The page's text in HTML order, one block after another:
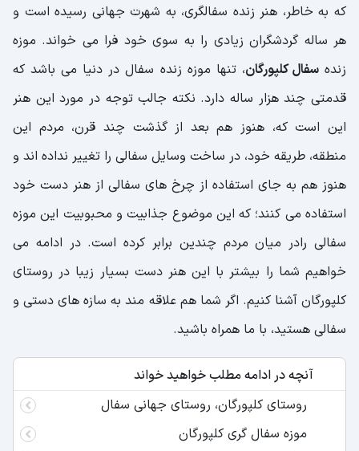
که به خاطر، هنر زنده سفالگری، به شهرت جهانی رسیده است و
هر ساله گردشگران زیادی را به سوی خود فرا می خواند. موزه
زندهسفال کلپورگان، تنها موزه زنده سفال در دنیا می باشد که
قدمتی چند هزار ساله دارد. نکته جالب توجه در مورد این هنر
این است که، هنوز هم بعد از گذشت چند قرن، مردم این
منطقه، طریقه خود، در ساخت وسایل سفالی را تغییر نداده اند و
هنوز هم به جای استفاده از چرخ های سفالی از هنر دست خود
استفاده می کنند؛ که این موضوع جذابیت و محبوبیت این موزه
سفالی رادر میان مردم چندین برابر کرده است. در ادامه می
خواهیم شما را بیشتر با این هنر دست بسیار زیبا در روستای
کلپورگان آشنا کنیم. اگر شما هم علاقه مند به سازه های دستی و
سفالی هستید، با ما همراه باشید.
آنچه در ادامه مطلب خواهید خواند
روستای کلپورگان، روستای جهانی سفال
موزه سفال گری کلپورگان